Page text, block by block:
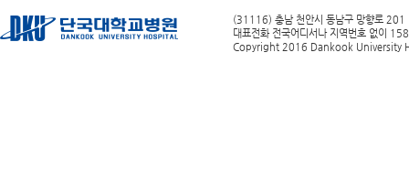
(31116) 충남 천안시 동남구 망향로 201
대표전화 전국어디서나 지역번호 없이
Copyright 2016 Dankook University